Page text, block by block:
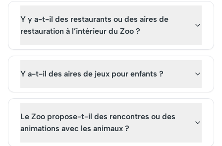
Y y a-t-il des restaurants ou des aires de
restauration à l’intérieur du Zoo ?
Y a-t-il des aires de jeux pour enfants ?
Le Zoo propose-t-il des rencontres ou des
animations avec les animaux ?